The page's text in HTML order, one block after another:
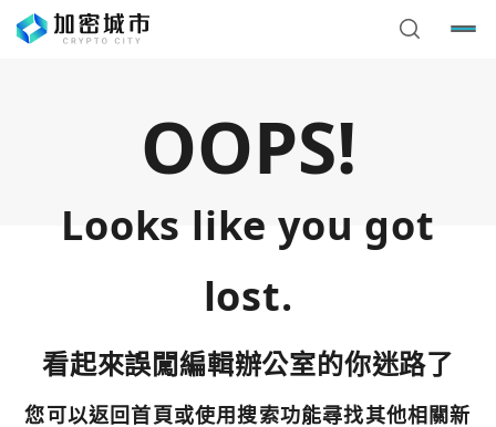
OOPS!
Looks like you got
lost.
看起來誤闖編輯辦公室的你迷路了
您可以返回首頁或使用搜索功能尋找其他相關新
您已閒置5分鐘，請點擊關閉按鈕或空白處，即可回到加密